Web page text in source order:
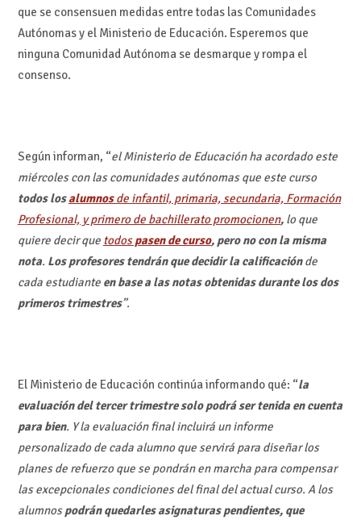
que se consensuen medidas entre todas las Comunidades
Autónomas y el Ministerio de Educación. Esperemos que
ninguna Comunidad Autónoma se desmarque y rompa el
consenso.
Según informan, “el Ministerio de Educación ha acordado este
miércoles con las comunidades autónomas que este curso
todos losalumnosde infantil, primaria, secundaria, Formación
Profesional, y primero de bachillerato promocionen,lo que
quiere decir que todospasen de curso, pero no con la misma
nota. Los profesores tendrán que decidir la calificaciónde
cada estudiante en base a las notas obtenidas durante los dos
primeros trimestres”.
El Ministerio de Educación continúa informando qué: “la
evaluación del tercer trimestre solo podrá ser tenida en cuenta
para bien. Y la evaluación final incluirá un informe
personalizado de cada alumno que servirá para diseñar los
planes de refuerzo que se pondrán en marcha para compensar
las excepcionales condiciones del final del actual curso. A los
alumnospodrán quedarles asignaturas pendientes, que